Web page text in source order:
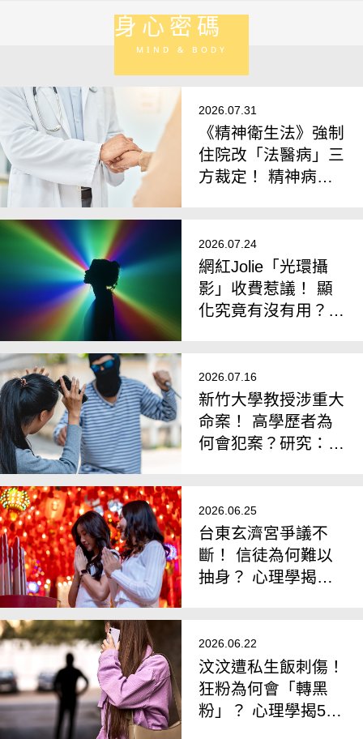
身心密碼
MIND & BODY
2026.07.31
《精神衛生法》強制
住院改「法醫病」三
方裁定！ 精神病患
2026.07.24
網紅Jolie「光環攝
影」收費惹議！ 顯
化究竟有沒有用？
2026.07.16
新竹大學教授涉重大
命案！ 高學歷者為
何會犯案？研究：
2026.06.25
台東玄濟宮爭議不
斷！ 信徒為何難以
抽身？ 心理學揭
2026.06.22
汶汶遭私生飯刺傷！
狂粉為何會「轉黑
粉」？ 心理學揭5大